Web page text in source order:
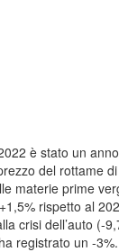
è stato un
del rottame
materie prime
rispetto al
crisi dell’auto (-
registrato un -3%.